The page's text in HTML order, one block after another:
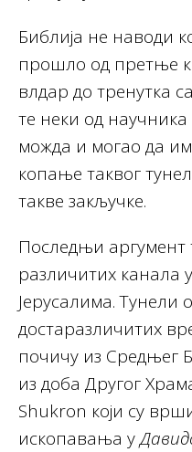
Библија не наводи
прошло од претње
влдар до тренутка
те неки од научника
можда и могао да
копање таквог
такве закључке.
Последњи аргумент
различитих канала
Јерусалима. Тунели
достаразличитих
почичу из Средњег
из доба Другог
Shukron који су
ископавања у